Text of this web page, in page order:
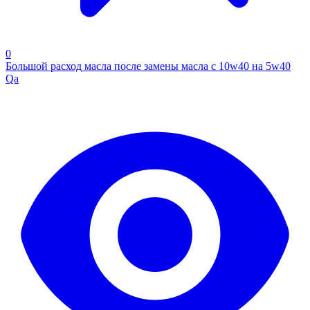
0
Большой расход масла после замены масла с 10w40 на 5w40
Qa